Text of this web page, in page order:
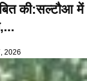
की:सल्टौआ में
2026